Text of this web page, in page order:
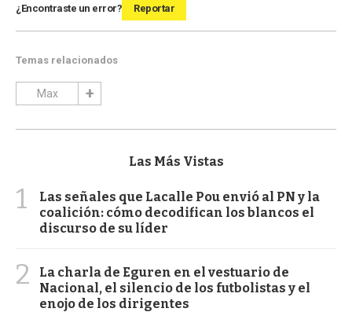
¿Encontraste un error? Reportar
Temas relacionados
Max
Las Más Vistas
1
Las señales que Lacalle Pou envió al PN y la
coalición: cómo decodifican los blancos el
discurso de su líder
2
La charla de Eguren en el vestuario de
Nacional, el silencio de los futbolistas y el
enojo de los dirigentes